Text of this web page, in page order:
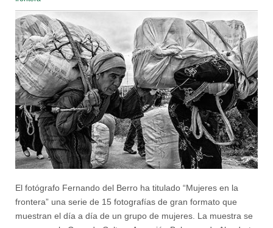
El fotógrafo Fernando del Berro ha titulado “Mujeres en la
frontera” una serie de 15 fotografías de gran formato que
muestran el día a día de un grupo de mujeres. La muestra se